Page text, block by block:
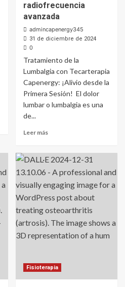
radiofrecuencia
avanzada
admincapenergy345
31 de diciembre de 2024
0
Tratamiento de la
Lumbalgia con Tecarterapia
Capenergy: ¡Alivio desde la
Primera Sesión! El dolor
lumbar o lumbalgia es una
de...
Leer más
Fisioterapia